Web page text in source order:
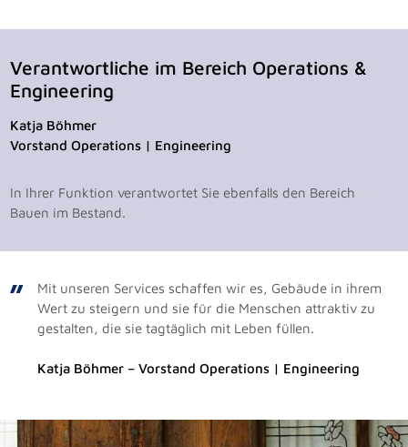
Verantwortliche im Bereich Operations &
Engineering
Katja Böhmer
Vorstand Operations | Engineering
In Ihrer Funktion verantwortet Sie ebenfalls den Bereich
Bauen im Bestand.
Mit unseren Services schaffen wir es, Gebäude in ihrem
Wert zu steigern und sie für die Menschen attraktiv zu
gestalten, die sie tagtäglich mit Leben füllen.
Katja Böhmer – Vorstand Operations | Engineering